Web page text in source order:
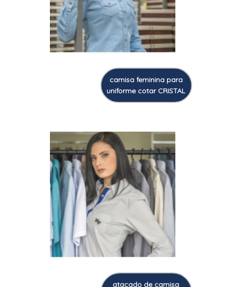
camisa feminina para
uniforme cotar CRISTAL
atacado de camisa